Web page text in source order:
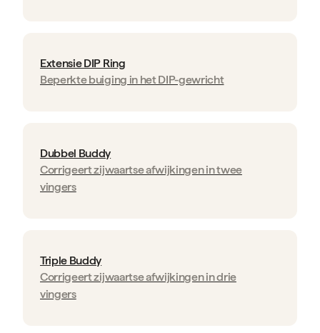
Extensie DIP Ring
Beperkte buiging in het DIP-gewricht
Dubbel Buddy
Corrigeert zijwaartse afwijkingen in twee
vingers
Triple Buddy
Corrigeert zijwaartse afwijkingen in drie
vingers